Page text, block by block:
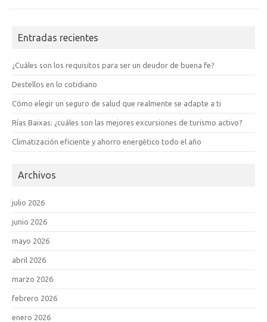
Entradas recientes
¿Cuáles son los requisitos para ser un deudor de buena fe?
Destellos en lo cotidiano
Cómo elegir un seguro de salud que realmente se adapte a ti
Rías Baixas: ¿cuáles son las mejores excursiones de turismo activo?
Climatización eficiente y ahorro energético todo el año
Archivos
julio 2026
junio 2026
mayo 2026
abril 2026
marzo 2026
febrero 2026
enero 2026